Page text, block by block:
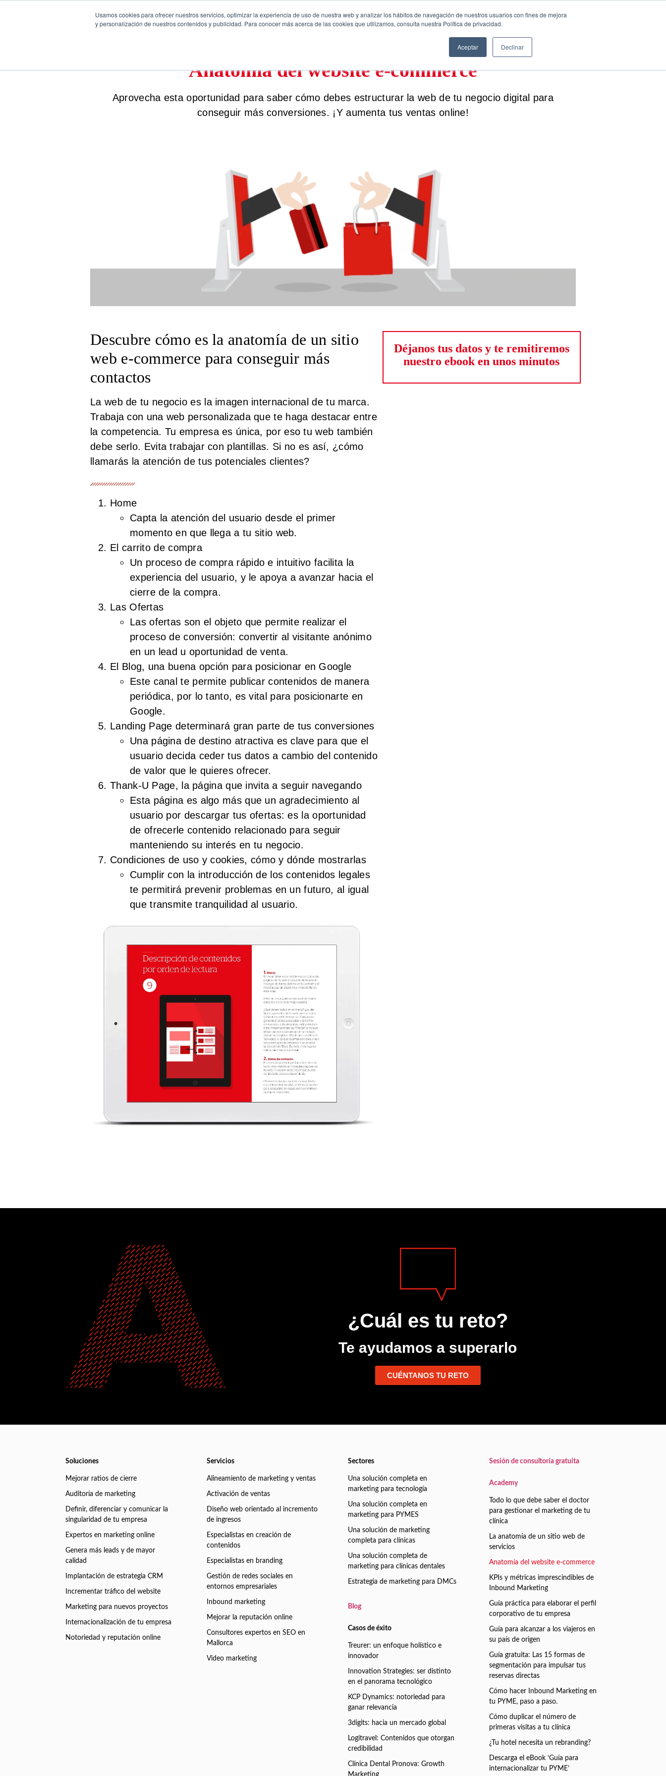
Usamos cookies para ofrecer nuestros servicios, optimizar la experiencia de uso de nuestra web y analizar los hábitos de navegación de nuestros usuarios con fines de mejora
y personalización de nuestros contenidos y publicidad. Para conocer más acerca de las cookies que utilizamos, consulta nuestra Política de privacidad.
Aceptar Declinar
Español
Anatomía del website e-commerce
Aprovecha esta oportunidad para saber cómo debes estructurar la web de tu negocio digital para
conseguir más conversiones. ¡Y aumenta tus ventas online!
Descubre cómo es la anatomía de un sitio
web e-commerce para conseguir más
contactos
La web de tu negocio es la imagen internacional de tu marca.
Trabaja con una web personalizada que te haga destacar entre
la competencia. Tu empresa es única, por eso tu web también
debe serlo. Evita trabajar con plantillas. Si no es así, ¿cómo
llamarás la atención de tus potenciales clientes?
Home
Capta la atención del usuario desde el primer
momento en que llega a tu sitio web.
El carrito de compra
Un proceso de compra rápido e intuitivo facilita la
experiencia del usuario, y le apoya a avanzar hacia el
cierre de la compra.
Las Ofertas
Las ofertas son el objeto que permite realizar el
proceso de conversión: convertir al visitante anónimo
en un lead u oportunidad de venta.
El Blog, una buena opción para posicionar en Google
Este canal te permite publicar contenidos de manera
periódica, por lo tanto, es vital para posicionarte en
Google.
Landing Page determinará gran parte de tus conversiones
Una página de destino atractiva es clave para que el
usuario decida ceder tus datos a cambio del contenido
de valor que le quieres ofrecer.
Thank-U Page, la página que invita a seguir navegando
Esta página es algo más que un agradecimiento al
usuario por descargar tus ofertas: es la oportunidad
de ofrecerle contenido relacionado para seguir
manteniendo su interés en tu negocio.
Condiciones de uso y cookies, cómo y dónde mostrarlas
Cumplir con la introducción de los contenidos legales
te permitirá prevenir problemas en un futuro, al igual
que transmite tranquilidad al usuario.
Déjanos tus datos y te remitiremos
nuestro ebook en unos minutos
¿Cuál es tu reto?
Te ayudamos a superarlo
CUÉNTANOS TU RETO
Soluciones
Mejorar ratios de cierre
Auditoría de marketing
Definir, diferenciar y comunicar la
singularidad de tu empresa
Expertos en marketing online
Genera más leads y de mayor
calidad
Implantación de estrategia CRM
Incrementar tráfico del website
Marketing para nuevos proyectos
Internacionalización de tu empresa
Notoriedad y reputación online
Servicios
Alineamiento de marketing y ventas
Activación de ventas
Diseño web orientado al incremento
de ingresos
Especialistas en creación de
contenidos
Especialistas en branding
Gestión de redes sociales en
entornos empresariales
Inbound marketing
Mejorar la reputación online
Consultores expertos en SEO en
Mallorca
Video marketing
Sectores
Una solución completa en
marketing para tecnología
Una solución completa en
marketing para PYMES
Una solución de marketing
completa para clínicas
Una solución completa de
marketing para clínicas dentales
Estrategia de marketing para DMCs
Blog
Casos de éxito
Treurer: un enfoque holístico e
innovador
Innovation Strategies: ser distinto
en el panorama tecnológico
KCP Dynamics: notoriedad para
ganar relevancia
3digits: hacia un mercado global
Logitravel: Contenidos que otorgan
credibilidad
Clínica Dental Pronova: Growth
Marketing
Sesión de consultoría gratuita
Academy
Todo lo que debe saber el doctor
para gestionar el marketing de tu
clínica
La anatomía de un sitio web de
servicios
Anatomía del website e-commerce
KPIs y métricas imprescindibles de
Inbound Marketing
Guía práctica para elaborar el perfil
corporativo de tu empresa
Guía para alcanzar a los viajeros en
su país de origen
Guía gratuita: Las 15 formas de
segmentación para impulsar tus
reservas directas
Cómo hacer Inbound Marketing en
tu PYME, paso a paso.
Cómo duplicar el número de
primeras visitas a tu clínica
¿Tu hotel necesita un rebranding?
Descarga el eBook ‘Guía para
internacionalizar tu PYME’